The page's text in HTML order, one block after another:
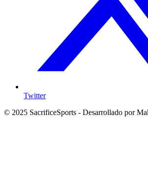
Twitter
© 2025 SacrificeSports - Desarrollado por